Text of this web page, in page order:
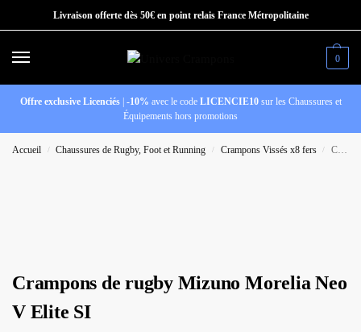
Livraison offerte dès 50€ en point relais France Métropolitaine
0
Offre exclusive Licenciés| -10% avec le code LICENCIE10sur les Chaussures et
Équipements hors promotions
Accueil / Chaussures de Rugby, Foot et Running / Crampons Vissés x8 fers / Crampons de rugby Mizuno Morelia Neo V Elite SI
Crampons de rugby Mizuno Morelia Neo
V Elite SI